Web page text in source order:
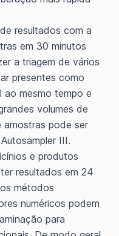
resultados com a
em 30 minutos
a triagem de vários
presentes como
mesmo tempo e
volumes de
pode ser
III.
e produtos
resultados em 24
métodos
numéricos podem
para